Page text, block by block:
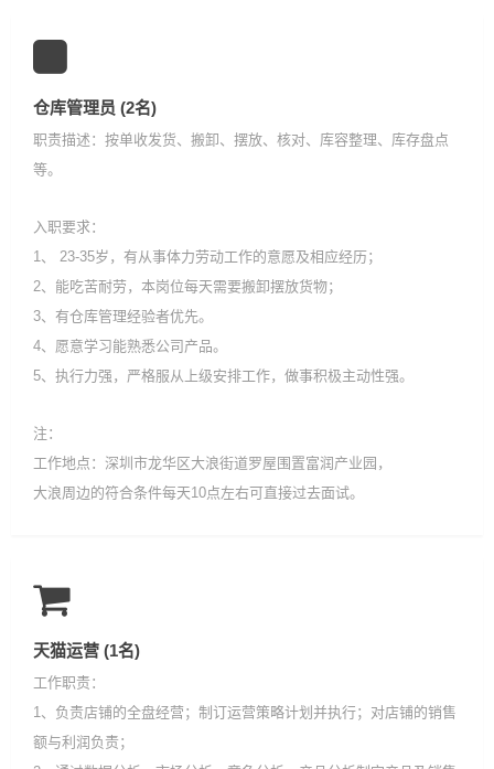
仓库管理员 (2名)
职责描述：按单收发货、搬卸、摆放、核对、库容整理、库存盘点
等。
入职要求：
1、 23-35岁，有从事体力劳动工作的意愿及相应经历；
2、能吃苦耐劳，本岗位每天需要搬卸摆放货物；
3、有仓库管理经验者优先。
4、愿意学习能熟悉公司产品。
5、执行力强，严格服从上级安排工作，做事积极主动性强。
注：
工作地点：深圳市龙华区大浪街道罗屋围置富润产业园，
大浪周边的符合条件每天10点左右可直接过去面试。
天猫运营 (1名)
工作职责：
1、负责店铺的全盘经营；制订运营策略计划并执行；对店铺的销售
额与利润负责；